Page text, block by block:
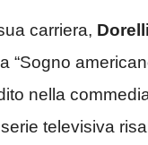
carriera,
“Sogno
nella
televisiva